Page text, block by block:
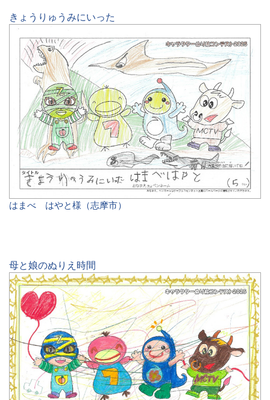
きょうりゅうみにいった
はまべ はやと様（志摩市）
母と娘のぬりえ時間